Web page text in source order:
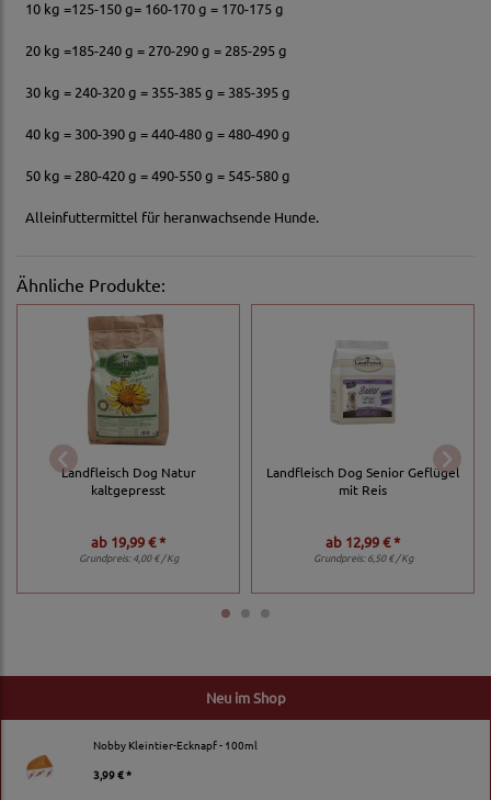
Neu im Shop
Nobby Kleintier-Ecknapf - 100ml
3,99 € *
10 kg =125-150 g= 160-170 g = 170-175 g
20 kg =185-240 g = 270-290 g = 285-295 g
30 kg = 240-320 g = 355-385 g = 385-395 g
40 kg = 300-390 g = 440-480 g = 480-490 g
50 kg = 280-420 g = 490-550 g = 545-580 g
Alleinfuttermittel für heranwachsende Hunde.
Ähnliche Produkte:
Landfleisch Dog Natur
kaltgepresst
ab 19,99 € *
Grundpreis:4,00 € / Kg
Landfleisch Dog Senior Geflügel
mit Reis
ab 12,99 € *
Grundpreis:6,50 € / Kg